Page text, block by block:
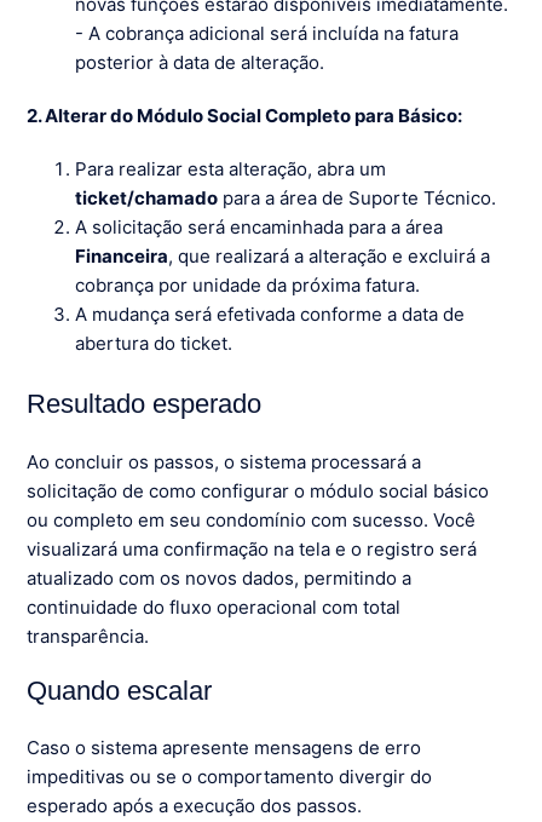
- A cobrança adicional será incluída na fatura
posterior à data de alteração.
2. Alterar do Módulo Social Completo para Básico:
Para realizar esta alteração, abra um
ticket/chamado para a área de Suporte Técnico.
A solicitação será encaminhada para a área
Financeira, que realizará a alteração e excluirá a
cobrança por unidade da próxima fatura.
A mudança será efetivada conforme a data de
abertura do ticket.
Resultado esperado
Ao concluir os passos, o sistema processará a
solicitação de como configurar o módulo social básico
ou completo em seu condomínio com sucesso. Você
visualizará uma confirmação na tela e o registro será
atualizado com os novos dados, permitindo a
continuidade do fluxo operacional com total
transparência.
Quando escalar
Caso o sistema apresente mensagens de erro
impeditivas ou se o comportamento divergir do
esperado após a execução dos passos.